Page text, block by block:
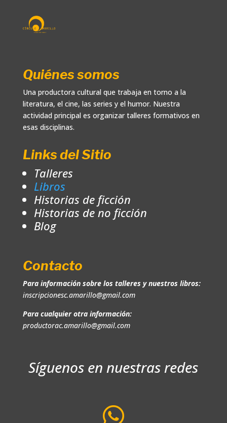
Quiénes somos
Una productora cultural que trabaja en torno a la
literatura, el cine, las series y el humor. Nuestra
actividad principal es organizar talleres formativos en
esas disciplinas.
Links del Sitio
Talleres
Libros
Historias de ficción
Historias de no ficción
Blog
Contacto
Para información sobre los talleres y nuestros libros:
inscripcionesc.amarillo@gmail.com
Para cualquier otra información:
productorac.amarillo@gmail.com
Síguenos en nuestras redes
